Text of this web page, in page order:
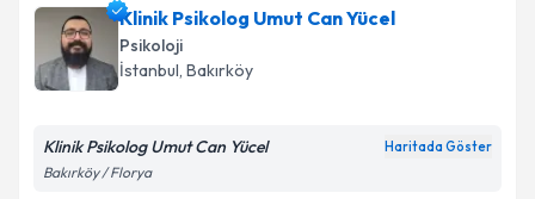
Klinik Psikolog Umut Can Yücel
Psikoloji
İstanbul, Bakırköy
Klinik Psikolog Umut Can Yücel Haritada Göster
Bakırköy / Florya